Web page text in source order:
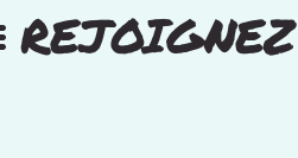
REJOIGNEZ